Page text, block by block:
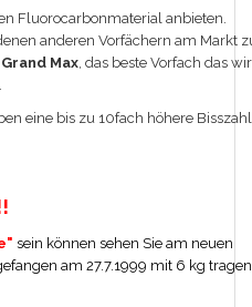
Fluorocarbonmaterial anbieten.
anderen Vorfächern am Markt
Grand Max, das beste Vorfach das
eine bis zu 10fach höhere
sein können sehen Sie am neuen
am 27.7.1999 mit 6 kg